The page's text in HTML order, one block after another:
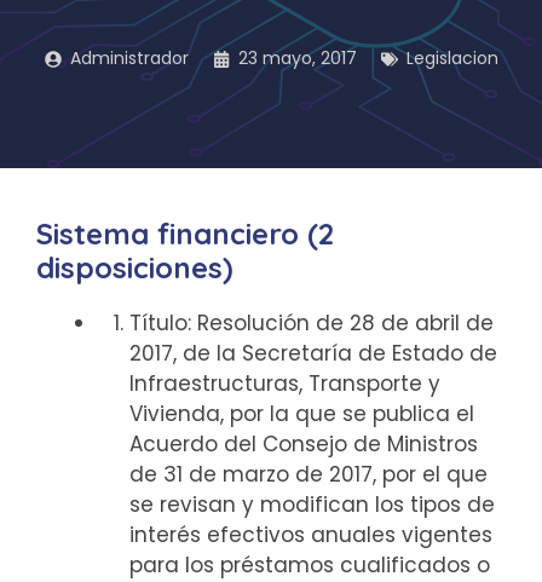
Administrador 23 mayo, 2017 Legislacion
Sistema financiero (2
disposiciones)
Título: Resolución de 28 de abril de
2017, de la Secretaría de Estado de
Infraestructuras, Transporte y
Vivienda, por la que se publica el
Acuerdo del Consejo de Ministros
de 31 de marzo de 2017, por el que
se revisan y modifican los tipos de
interés efectivos anuales vigentes
para los préstamos cualificados o